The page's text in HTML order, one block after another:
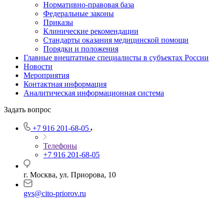
Нормативно-правовая база
Федеральные законы
Приказы
Клинические рекомендации
Стандарты оказания медицинской помощи
Порядки и положения
Главные внештатные специалисты в субъектах России
Новости
Мероприятия
Контактная информация
Аналитическая информационная система
Задать вопрос
+7 916 201-68-05
Телефоны
+7 916 201-68-05
г. Москва, ул. Приорова, 10
gvs@cito-priorov.ru